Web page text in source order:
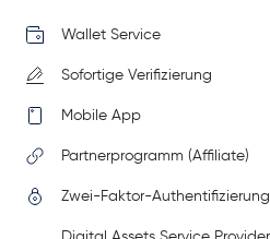
Wallet Service
Sofortige Verifizierung
Mobile App
Partnerprogramm (Affiliate)
Zwei-Faktor-Authentifizierung